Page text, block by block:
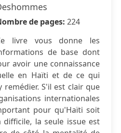
de pages: 224
livre vous donne les
de base dont
avoir une connaissance
en Haïti et de ce qui
S'il est clair que
internationales
pour qu'Haïti soit
la seule issue est